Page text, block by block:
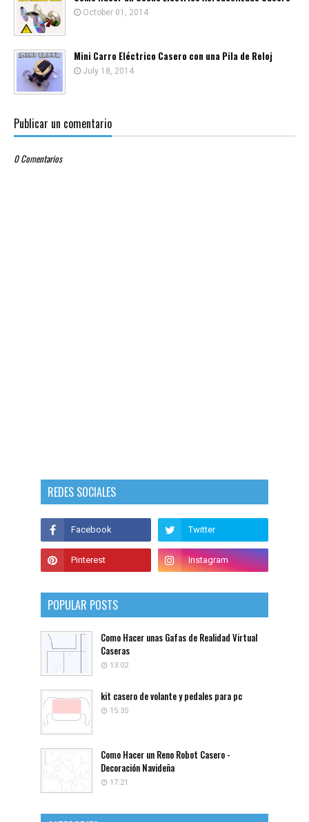
October 01, 2014
Mini Carro Eléctrico Casero con una Pila de Reloj
July 18, 2014
Publicar un comentario
0 Comentarios
REDES SOCIALES
POPULAR POSTS
Como Hacer unas Gafas de Realidad Virtual
Caseras
13:02
kit casero de volante y pedales para pc
15:35
Como Hacer un Reno Robot Casero -
Decoración Navideña
17:21